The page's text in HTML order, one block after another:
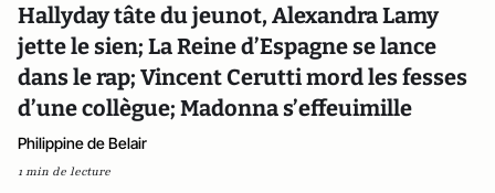
Hallyday tâte du jeunot, Alexandra Lamy
jette le sien; La Reine d’Espagne se lance
dans le rap; Vincent Cerutti mord les fesses
d’une collègue; Madonna s’effeuimille
Philippine de Belair
1 min de lecture